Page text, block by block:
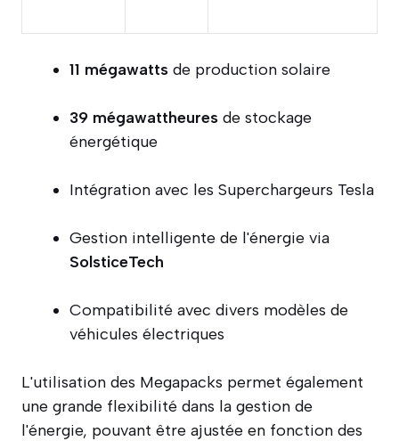
11 mégawatts de production solaire
39 mégawattheures de stockage
énergétique
Intégration avec les Superchargeurs Tesla
Gestion intelligente de l'énergie via
SolsticeTech
Compatibilité avec divers modèles de
véhicules électriques
L'utilisation des Megapacks permet également
une grande flexibilité dans la gestion de
l'énergie, pouvant être ajustée en fonction des